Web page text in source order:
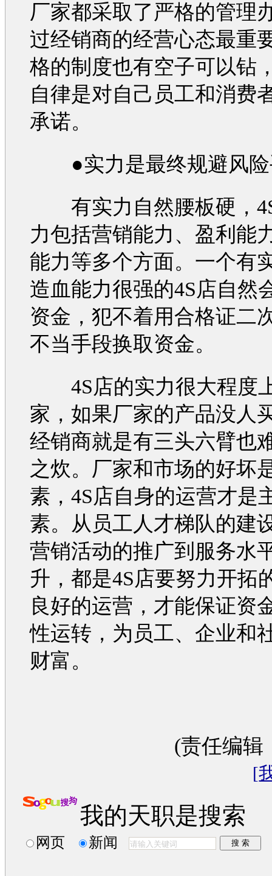
厂家都采取了严格的管理
过经销商的经营心态最重
格的制度也有空子可以钻
自律是对自己员工和消费
承诺。
●实力是最终规避风险
有实力自然腰板硬，
力包括营销能力、盈利能
能力等多个方面。一个有
造血能力很强的4S店自然
资金，犯不着用合格证二
不当手段换取资金。
4S店的实力很大程度
家，如果厂家的产品没人
经销商就是有三头六臂也
之炊。厂家和市场的好坏
素，4S店自身的运营才是
素。从员工人才梯队的建
营销活动的推广到服务水
升，都是4S店要努力开拓
良好的运营，才能保证资
性运转，为员工、企业和
财富。
(责任编辑
[
我的天职是搜索
网页 新闻